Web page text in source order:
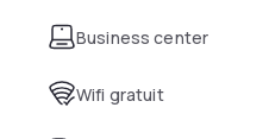
Business center
Wifi gratuit